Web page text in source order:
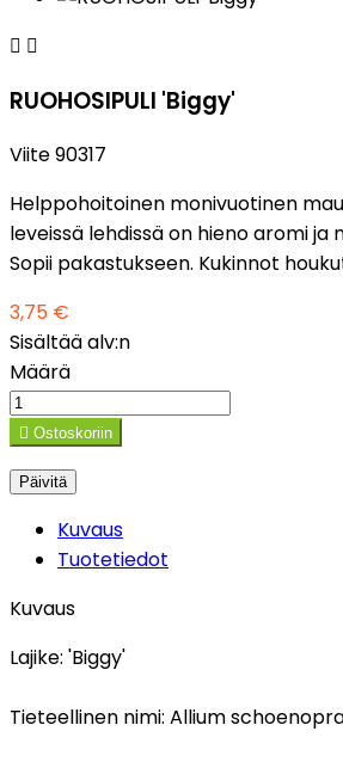
 
RUOHOSIPULI 'Biggy'
Viite90317
Helppohoitoinen monivuotinen
leveissä lehdissä on hieno aromi ja
Sopii pakastukseen. Kukinnot
3,75 €
Sisältää alv:n
Määrä
 Ostoskoriin
Kuvaus
Tuotetiedot
Kuvaus
Lajike: 'Biggy'
Tieteellinen nimi: Allium